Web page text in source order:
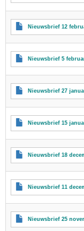
Nieuwsbrief 12
Nieuwsbrief 5
Nieuwsbrief 27
Nieuwsbrief 15
Nieuwsbrief 18
Nieuwsbrief 11
Nieuwsbrief 25